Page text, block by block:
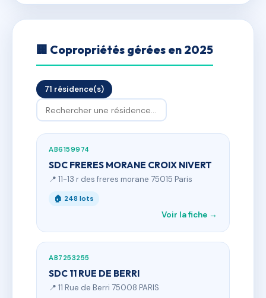
🏢 Copropriétés gérées en 2025
71 résidence(s)
AB6159974
SDC FRERES MORANE CROIX NIVERT
📍 11-13 r des freres morane 75015 Paris
🏠 248 lots
Voir la fiche →
AB7253255
SDC 11 RUE DE BERRI
📍 11 Rue de Berri 75008 PARIS